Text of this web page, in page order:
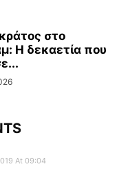
στο
Η δεκαετία που
At 09:04